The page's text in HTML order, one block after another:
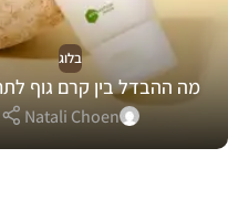
בלוג
מה ההבדל בין קרם גוף
Natali Choen